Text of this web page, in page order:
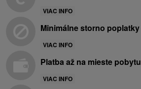
VIAC INFO
Minimálne storno poplatky
VIAC INFO
Platba až na mieste pobytu
VIAC INFO